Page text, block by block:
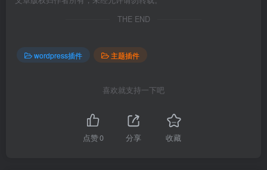
THE END
wordpress插件 主题插件
喜欢就支持一下吧
点赞0 分享 收藏